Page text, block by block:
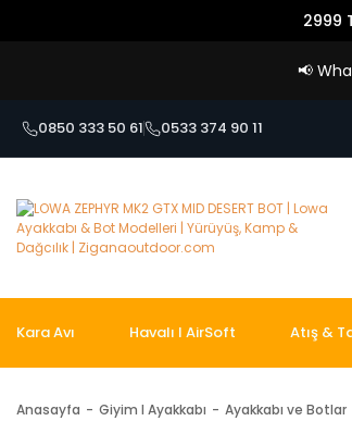
2999
📢
0850 333 50 61 0533 374 90 11
Kara Avı Havalı I AirSoft Atış &
Anasayfa Giyim I Ayakkabı Ayakkabı ve Botlar